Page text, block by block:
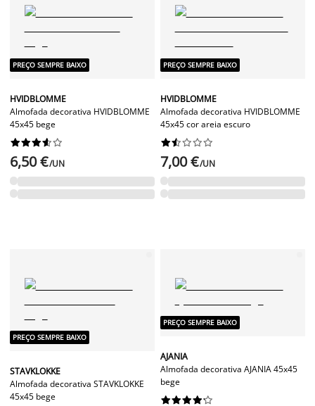
PREÇO SEMPRE BAIXO
HVIDBLOMME
Almofada decorativa HVIDBLOMME
45x45 bege






6,50 €/UN
PREÇO SEMPRE BAIXO
HVIDBLOMME
Almofada decorativa HVIDBLOMME
45x45 cor areia escuro






7,00 €/UN
PREÇO SEMPRE BAIXO
STAVKLOKKE
Almofada decorativa STAVKLOKKE
45x45 bege
PREÇO SEMPRE BAIXO
AJANIA
Almofada decorativa AJANIA 45x45
bege





